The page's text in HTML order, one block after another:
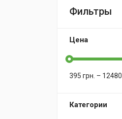
Фильтры
Цена
395 грн. – 12480
Категории